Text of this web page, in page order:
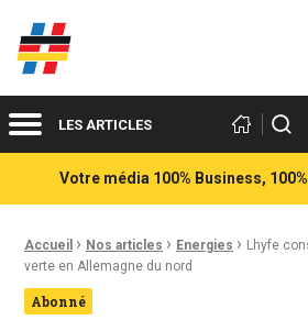
Acteurs du franco-allemand
MenuLES ARTICLES
Votre média 100% Business,
Fil d'Ariane :
Accueil › Nos articles › Energies › Lhyfe
verte en Allemagne du nord
Abonné